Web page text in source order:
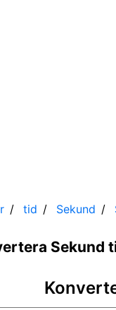
tid Sekund
Sekund